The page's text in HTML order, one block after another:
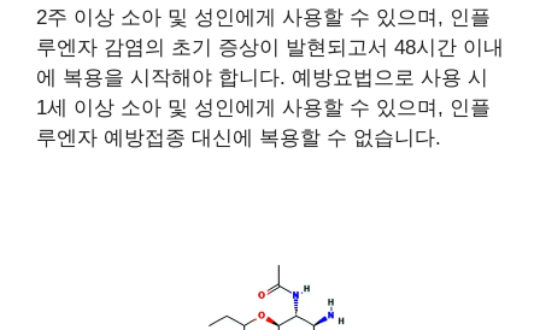
2주 이상 소아 및 성인에게 사용할 수 있으며, 인플
루엔자 감염의 초기 증상이 발현되고서 48시간 이내
에 복용을 시작해야 합니다. 예방요법으로 사용 시
1세 이상 소아 및 성인에게 사용할 수 있으며, 인플
루엔자 예방접종 대신에 복용할 수 없습니다.